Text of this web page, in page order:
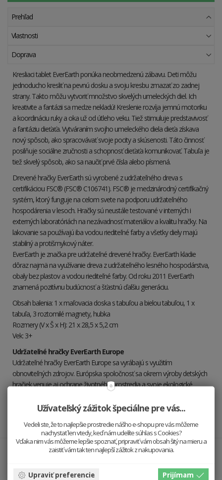
Prehľad
Vlastnosti
Doprava
Kresliaci tablet EverEarth ponúka neobmedzenú zábavu. Deti môžu
jednoducho kresliť na pevnú dosku a svoju kresbu zmazať zo zadnej
strany. Takto môžu vytvoriť množstvo skvelých umeleckých diel. Ich
kreativite a fantázii sa medze nekladú! Kreslenie rozvíja jemnú motoriku
a koordináciu ruky a oka už od útleho veku. Tiež stimuluje predstavivosť
a fantáziu dieťaťa. Vytváraním svojho umeleckého diela dieťa získava
nový spôsob, ako spracovávať svoje pocity a skúsenosti. Táto činnosť
posilňuje sociálne zručnosti a schopnosť dieťaťa komunikovať. Tabuľa je
tiež skvelý spôsob, ako sa naučiť prvé čísla alebo písmená.
Drevené hračky EverEarth sú vyrobené z udržateľného dreva s
certifikáciou FSC® (FSC® C106741). FSC® je medzinárodný certifikačný
systém, ktorý funguje na celom svete na podporu udržateľného
hospodárenia v lesoch. Hračky sú neustále testované v interných i
externých laboratóriách na nezávadnosť materiálov a kvalitu hračky. Na
lakovanie sa používajú iba vodou riediteľné farby a všetky diely majú
stabilný a protišmykový náter.
EverEarth je značka pre udržateľné drevené hračky. EverEarth kladie
dôraz najmä na využívanie dreva z udržateľného lesného hospodárstva,
obaly bez plastov a vodou riediteľné farby. Od roku 2011 EverEarth
znamená pozitívnu budúcnosť a šťastnú ďalšiu generáciu.
Obsah balenia: 1 x maľovacia doska s tabuľou a bielou tabuľou, 1 x
tabuľa, 3 roztomilé magnety, hubka
Rozmery (V x Š x H): 21 x 28,5 x 5,2 cm
Vek: 3+
Udržateľné hračky EverEarth Europe
Udržateľné hračky EverEarth Europe sa vyrábajú s využitím
obnoviteľných zdrojov. Európska spoločnosť sa okrem výroby detských
hračiek venuje aj ochrane životného prostredia a svoje ekologické
svojich výrobkov. Spoločnosť podporuje výsadbu nových lesov a ziskmi
Hodí sa k sebe
Užívateľský zážitok špeciálne pre vás...
Vedeli ste, že to najlepšie prostredie nášho e-shopu pre vás môžeme
nachystať len vtedy, keď nám udelíte súhlas s Cookies?
Vďaka nim vás môžeme lepšie spoznať, pripraviť vám obsah šitý na mieru a
zaistiť vám tak ten najlepší zážitok z nakupovania.
Upraviť preferencie Prijímam